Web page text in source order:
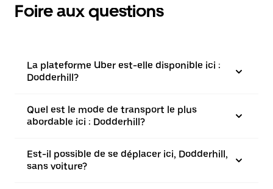
Foire aux questions
La plateforme Uber est-elle disponible ici :
Dodderhill?
Quel est le mode de transport le plus
abordable ici : Dodderhill?
Est-il possible de se déplacer ici, Dodderhill,
sans voiture?